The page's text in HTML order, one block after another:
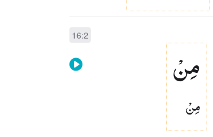
16:2
مِنْ
مِنْ